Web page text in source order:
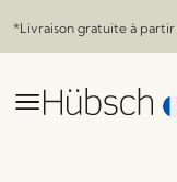
*Livraison gratuite à